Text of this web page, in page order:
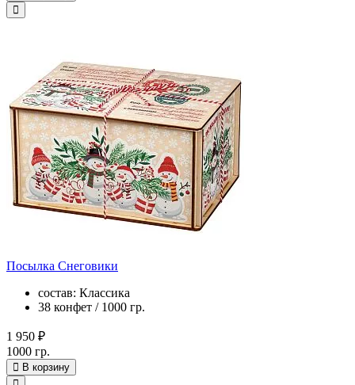
Посылка Снеговики
состав: Классика
38 конфет / 1000 гр.
1 950 ₽
1000 гр.
В корзину